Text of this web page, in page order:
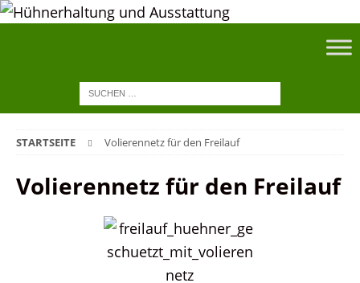
STARTSEITE Volierennetz für den Freilauf
Volierennetz für den Freilauf